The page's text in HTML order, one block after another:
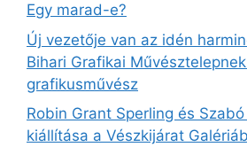
Egy marad-e?
Új vezetője van az idén
Bihari Grafikai
grafikusművész
Robin Grant Sperling és
kiállítása a Vészkijárat